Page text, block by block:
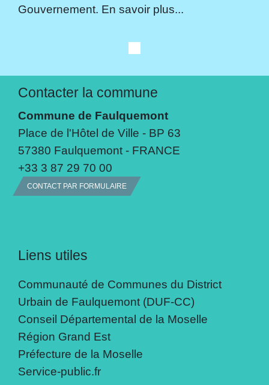
Gouvernement. En savoir plus...
Contacter la commune
Commune de Faulquemont
Place de l'Hôtel de Ville - BP 63
57380 Faulquemont - FRANCE
+33 3 87 29 70 00
CONTACT PAR FORMULAIRE
Liens utiles
Communauté de Communes du District
Urbain de Faulquemont (DUF-CC)
Conseil Départemental de la Moselle
Région Grand Est
Préfecture de la Moselle
Service-public.fr